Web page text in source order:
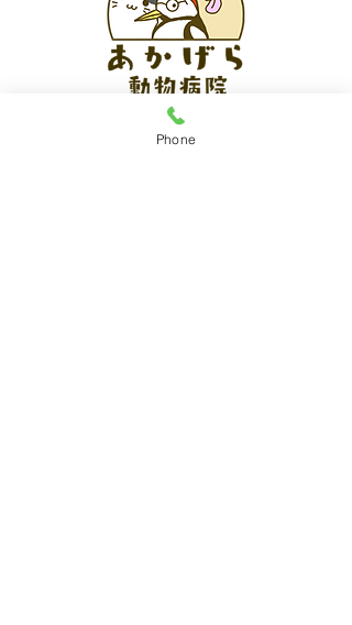
〒056-0017 ​新ひだか町静内御幸町6丁目3-31
Phone